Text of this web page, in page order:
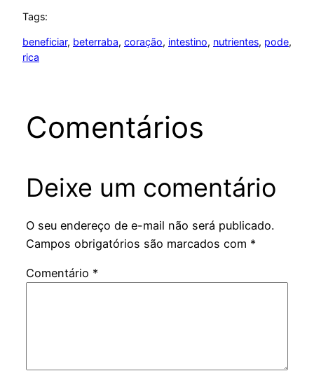
Tags:
beneficiar, beterraba, coração, intestino, nutrientes, pode
rica
Comentários
Deixe um comentário
O seu endereço de e-mail não será publicado.
Campos obrigatórios são marcados com *
Comentário *